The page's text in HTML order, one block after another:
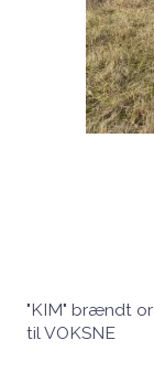
"KIM" brændt
til VOKSNE